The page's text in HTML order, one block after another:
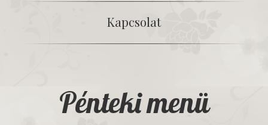
Kapcsolat
Pénteki menü